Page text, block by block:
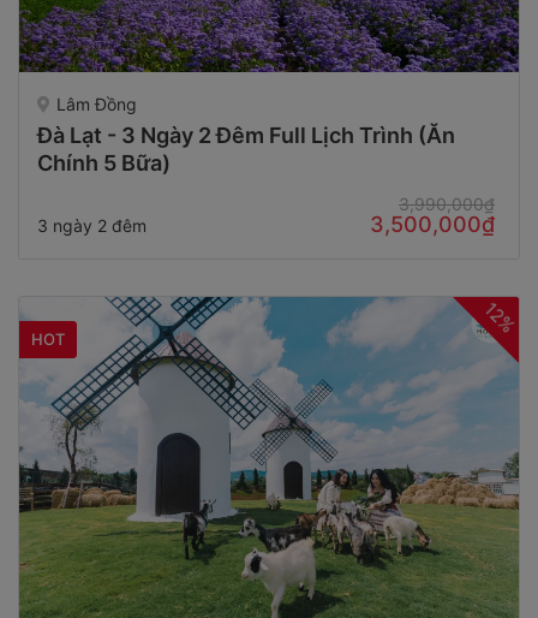
Lâm Đồng
Đà Lạt - 3 Ngày 2 Đêm Full Lịch Trình (Ăn
Chính 5 Bữa)
3 ngày 2 đêm
3,990,000₫
3,500,000₫
12%
HOT